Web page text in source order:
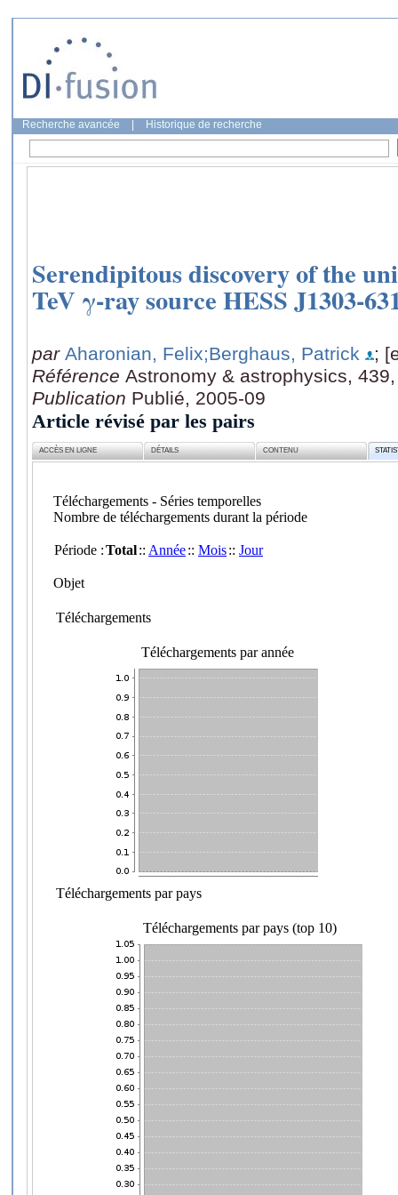
Recherche avancée Historique de recherche
Serendipitous discovery of the
TeV γ-ray source HESS J1303-
par Aharonian, Felix;Berghaus, Patrick
;
Référence Astronomy & astrophysics,
Publication Publié, 2005-09
Article révisé par les pairs
ACCÈS EN LIGNE DÉTAILS CONTENU